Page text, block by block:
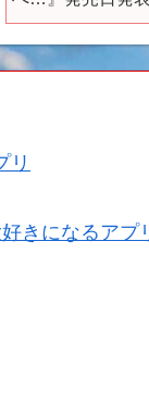
リ
きになるアプ